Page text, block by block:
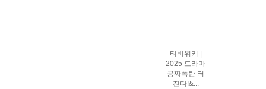
티비위키 |
2025 드라마
공짜폭탄 터
진다!&...